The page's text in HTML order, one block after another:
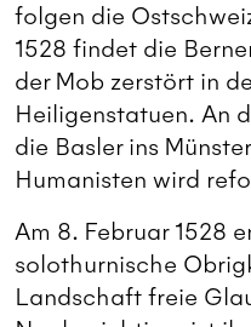
folgen die
1528 findet die
der Mob zerstört in
Heiligenstatuen. An
die Basler ins
Humanisten wird
Am 8. Februar 1528
solothurnische
Landschaft freie